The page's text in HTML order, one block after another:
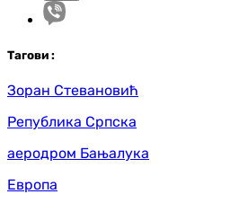
Тагови :
Зоран Стевановић
Република Српска
аеродром Бањалука
Европа